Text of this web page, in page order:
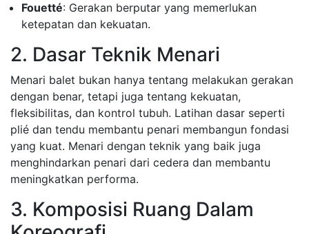
Fouetté: Gerakan berputar yang memerlukan
ketepatan dan kekuatan.
2. Dasar Teknik Menari
Menari balet bukan hanya tentang melakukan gerakan
dengan benar, tetapi juga tentang kekuatan,
fleksibilitas, dan kontrol tubuh. Latihan dasar seperti
plié dan tendu membantu penari membangun fondasi
yang kuat. Menari dengan teknik yang baik juga
menghindarkan penari dari cedera dan membantu
meningkatkan performa.
3. Komposisi Ruang Dalam